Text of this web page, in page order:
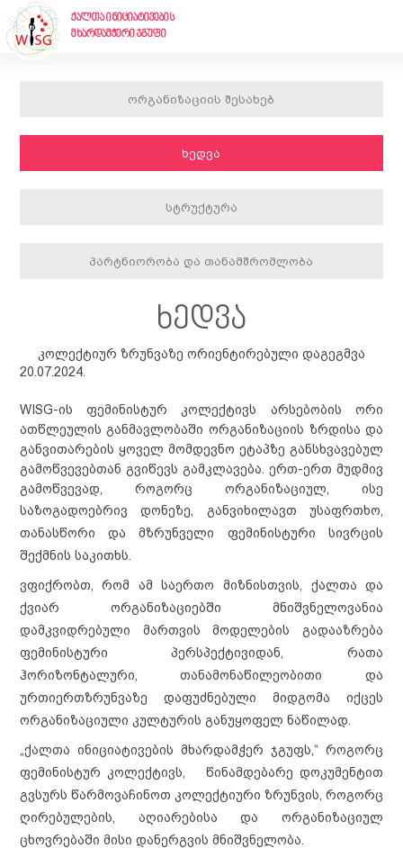
ქალთა ინიციატივების
მხარდამჭერი ჯგუფი
ორგანიზაციის შესახებ
ხედვა
სტრუქტურა
პარტნიორობა და თანამშრომლობა
ხედვა
კოლექტიურ ზრუნვაზე ორიენტირებული დაგეგმვა
20 .07.2024.
WISG-ის ფემინისტურ კოლექტივს არსებობის ორი
ათწლეულის განმავლობაში ორგანიზაციის ზრდისა და
განვითარების ყოველ მომდევნო ეტაპზე განსხვავებულ
გამოწვევებთან გვიწევს გამკლავება. ერთ-ერთ მუდმივ
გამოწვევად, როგორც ორგანიზაციულ, ისე
საზოგადოებრივ დონეზე, განვიხილავთ უსაფრთხო,
თანასწორი და მზრუნველი ფემინისტური სივრცის
შექმნის საკითხს.
ვფიქრობთ, რომ ამ საერთო მიზნისთვის, ქალთა და
ქვიარ ორგანიზაციებში მნიშვნელოვანია
დამკვიდრებული მართვის მოდელების გადააზრება
ფემინისტური პერსპექტივიდან, რათა
ჰორიზონტალური, თანამონაწილეობითი და
ურთიერთზრუნვაზე დაფუძნებული მიდგომა იქცეს
ორგანიზაციული კულტურის განუყოფელ ნაწილად.
„ქალთა ინიციატივების მხარდამჭერ ჯგუფს,“ როგორც
ფემინისტურ კოლექტივს,
წინამდებარე დოკუმენტით
გვსურს წარმოვაჩინოთ კოლექტიური ზრუნვის, როგორც
ღირებულების, აღიარებისა და ორგანიზაციულ
ცხოვრებაში მისი დანერგვის მნიშვნელობა.